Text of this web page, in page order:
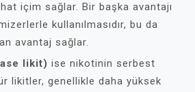
içim sağlar. Bir başka avantajı
kullanılmasıdır, bu da
avantaj sağlar.
likit) ise nikotinin serbest
likitler, genellikle daha yüksek